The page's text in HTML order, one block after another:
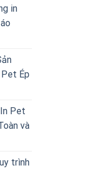
in
Pet Ép
Pet
và
trình